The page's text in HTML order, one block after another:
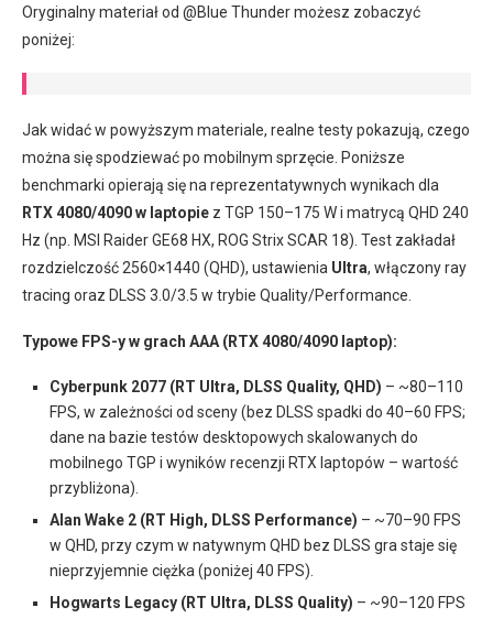
Oryginalny materiał od @Blue Thunder możesz zobaczyć
poniżej:
Jak widać w powyższym materiale, realne testy pokazują, czego
można się spodziewać po mobilnym sprzęcie. Poniższe
benchmarki opierają się na reprezentatywnych wynikach dla
RTX 4080/4090 w laptopie z TGP 150–175 W i matrycą QHD 240
Hz (np. MSI Raider GE68 HX, ROG Strix SCAR 18). Test zakładał
rozdzielczość 2560×1440 (QHD), ustawienia Ultra, włączony ray
tracing oraz DLSS 3.0/3.5 w trybie Quality/Performance.
Typowe FPS-y w grach AAA (RTX 4080/4090 laptop):
Cyberpunk 2077 (RT Ultra, DLSS Quality, QHD) – ~80–110
FPS, w zależności od sceny (bez DLSS spadki do 40–60 FPS;
dane na bazie testów desktopowych skalowanych do
mobilnego TGP i wyników recenzji RTX laptopów – wartość
przybliżona).
Alan Wake 2 (RT High, DLSS Performance) – ~70–90 FPS
w QHD, przy czym w natywnym QHD bez DLSS gra staje się
nieprzyjemnie ciężka (poniżej 40 FPS).
Hogwarts Legacy (RT Ultra, DLSS Quality) – ~90–120 FPS